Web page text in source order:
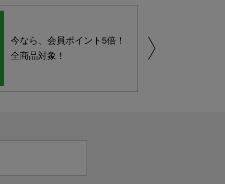
今なら、会員ポイント5倍！
全商品対象！